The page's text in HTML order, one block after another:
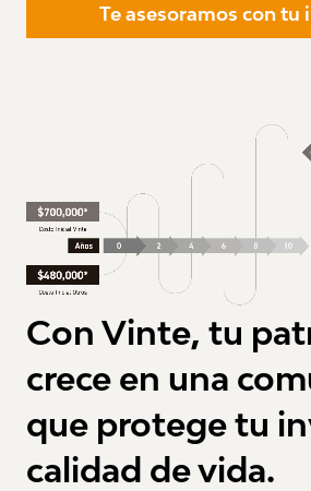
Te asesoramos con tu
Con Vinte, tu
crece en una
que protege tu
calidad de vida.